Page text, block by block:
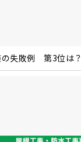
の失敗例 第3位は？